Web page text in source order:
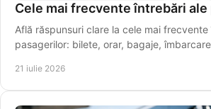
Cele mai frecvente întrebări
Află răspunsuri clare la cele mai
pasagerilor: bilete, orar, bagaje,
21 iulie 2026